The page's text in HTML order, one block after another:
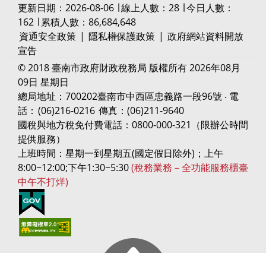
更新日期：2026-08-06 ∣ 線上人數：28 ∣ 今日人數：
162 ∣ 累積人數：86,684,648
資通安全政策 | 隱私權保護政策 | 政府網站資料開放
宣告
© 2018 臺南市政府財政稅務局 版權所有 2026年08月
09日 星期日
總局地址：700202臺南市中西區忠義路一段96號 ‧ 電
話： (06)216-0216 傳真：(06)211-9640
國稅與地方稅免付費電話：0800-000-321（限辦公時間
提供服務）
上班時間：星期一到星期五(國定假日除外)；上午
8:00~12:00;下午1:30~5:30(稅務業務－全功能服務櫃臺
中午不打烊)